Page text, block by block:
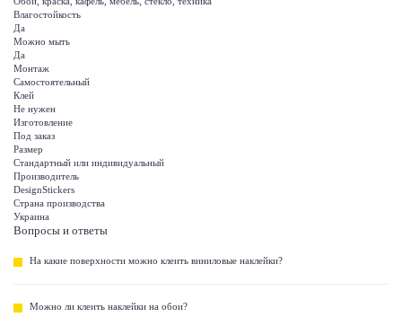
Влагостойкость
Да
Можно мыть
Да
Монтаж
Самостоятельный
Клей
Не нужен
Изготовление
Под заказ
Размер
Стандартный или индивидуальный
Производитель
DesignStickers
Страна производства
Украина
Вопросы и ответы
На какие поверхности можно клеить виниловые наклейки?
Можно ли клеить наклейки на обои?